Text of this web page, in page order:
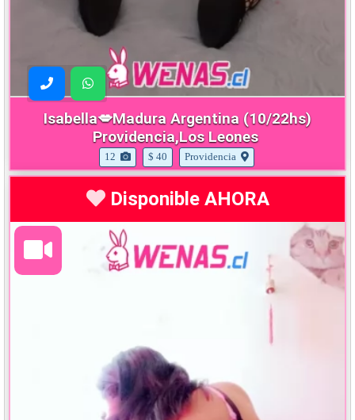
Isabella💋Madura Argentina (10/22hs)
Providencia,Los Leones
12 $ 40 Providencia
Disponible AHORA